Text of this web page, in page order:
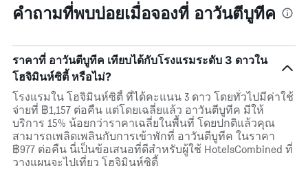
คำถามที่พบบ่อยเมื่อจองที่ อาวันตีบูทีค
ราคาที่ อาวันตีบูทีค เทียบได้กับโรงแรมระดับ 3 ดาวใน
โฮจิมินห์ซิตี้ หรือไม่?
โรงแรมใน โฮจิมินห์ซิตี้ ที่ได้คะแนน 3 ดาว โดยทั่วไปมีค่าใช้
จ่ายที่ ฿1,157 ต่อคืน แต่โดยเฉลี่ยแล้ว อาวันตีบูทีค มีให้
บริการ 15% น้อยกว่าราคาเฉลี่ยในพื้นที่ โดยปกติแล้วคุณ
สามารถเพลิดเพลินกับการเข้าพักที่ อาวันตีบูทีค ในราคา
฿977 ต่อคืน นี่เป็นข้อเสนอที่ดีสำหรับผู้ใช้ HotelsCombined ที่
วางแผนจะไปเที่ยว โฮจิมินห์ซิตี้